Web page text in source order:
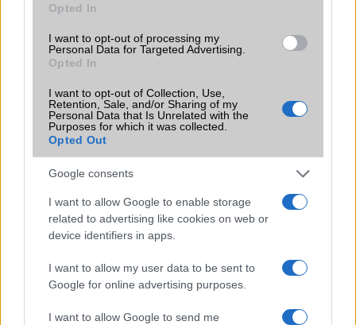
Opted In
I want to opt-out of processing my
Personal Data for Targeted Advertising.
Opted In
I want to opt-out of Collection, Use,
Retention, Sale, and/or Sharing of my
Personal Data that Is Unrelated with the
Purposes for which it was collected.
Opted Out
Google consents
I want to allow Google to enable storage
related to advertising like cookies on web or
device identifiers in apps.
I want to allow my user data to be sent to
Google for online advertising purposes.
I want to allow Google to send me
rántja le a leplet az Apple az új
csúcsmobilokról
2026.06.29| Phone Arena
A szeptemberi eseményen az iPhone 18 Pro modellek
mellett a régóta pletykált hajlítható iPhone Ultra is
bemutatkozhat, miközben az áremelésekről szóló
találgatások továbbra is beárnyékolják a rajtot.
funkció, amely észrevétlenül könnyíti
meg a mindennapokat
2026.06.14| Android Police
Sok felhasználó külön alkalmazásokra esküszik, pedig az
Android már évek óta olyan intelligens funkciókat kínál,
Ez a rejtett Samsung funkció teljesen
megváltoztatja a mobilhasználatot –